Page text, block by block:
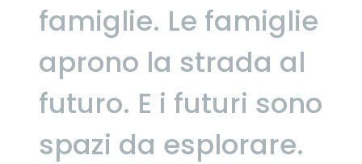
famiglie. Le famiglie
aprono la strada al
futuro. E i futuri sono
spazi da esplorare.